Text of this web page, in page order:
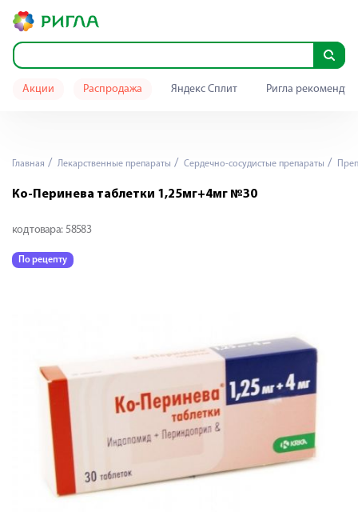
Акции Распродажа Яндекс Сплит Ригла
Главная Лекарственные препараты Сердечно-сосудистые препараты
Ко-Перинева таблетки 1,25мг+4мг №30
код товара: 58583
По рецепту